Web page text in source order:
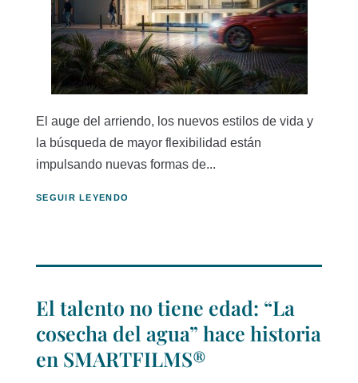
El auge del arriendo, los nuevos estilos de vida y
la búsqueda de mayor flexibilidad están
impulsando nuevas formas de...
SEGUIR LEYENDO
El talento no tiene edad: “La
cosecha del agua” hace historia
en SMARTFILMS®